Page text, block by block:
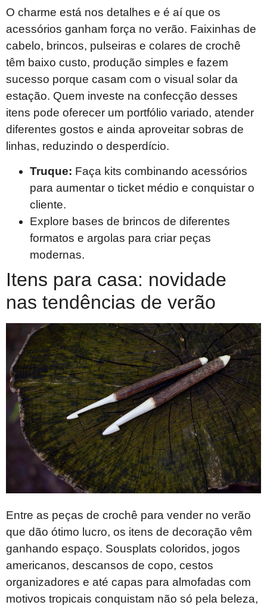
O charme está nos detalhes e é aí que os
acessórios ganham força no verão. Faixinhas de
cabelo, brincos, pulseiras e colares de crochê
têm baixo custo, produção simples e fazem
sucesso porque casam com o visual solar da
estação. Quem investe na confecção desses
itens pode oferecer um portfólio variado, atender
diferentes gostos e ainda aproveitar sobras de
linhas, reduzindo o desperdício.
Truque: Faça kits combinando acessórios
para aumentar o ticket médio e conquistar o
cliente.
Explore bases de brincos de diferentes
formatos e argolas para criar peças
modernas.
Itens para casa: novidade
nas tendências de verão
Entre as peças de crochê para vender no verão
que dão ótimo lucro, os itens de decoração vêm
ganhando espaço. Sousplats coloridos, jogos
americanos, descansos de copo, cestos
organizadores e até capas para almofadas com
motivos tropicais conquistam não só pela beleza,